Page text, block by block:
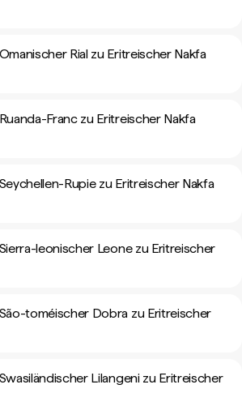
Rial zu Eritreischer Nakfa
Franc zu Eritreischer Nakfa
Rupie zu Eritreischer Nakfa
leonischer Leone zu Eritreischer
toméischer Dobra zu Eritreischer
Lilangeni zu Eritreischer